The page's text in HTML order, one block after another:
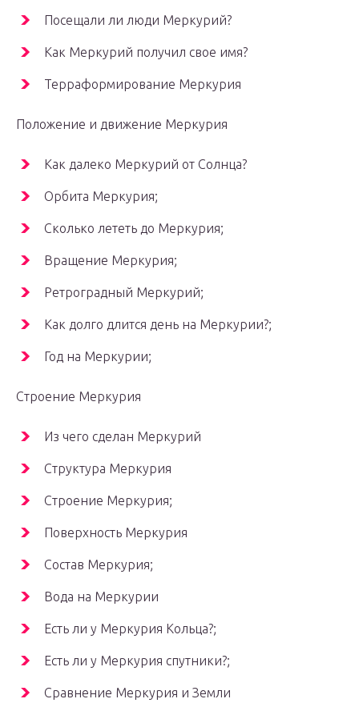
Посещали ли люди Меркурий?
Как Меркурий получил свое имя?
Терраформирование Меркурия
Положение и движение Меркурия
Как далеко Меркурий от Солнца?
Орбита Меркурия;
Сколько лететь до Меркурия;
Вращение Меркурия;
Ретроградный Меркурий;
Как долго длится день на Меркурии?;
Год на Меркурии;
Строение Меркурия
Из чего сделан Меркурий
Структура Меркурия
Строение Меркурия;
Поверхность Меркурия
Состав Меркурия;
Вода на Меркурии
Есть ли у Меркурия Кольца?;
Есть ли у Меркурия спутники?;
Сравнение Меркурия и Земли